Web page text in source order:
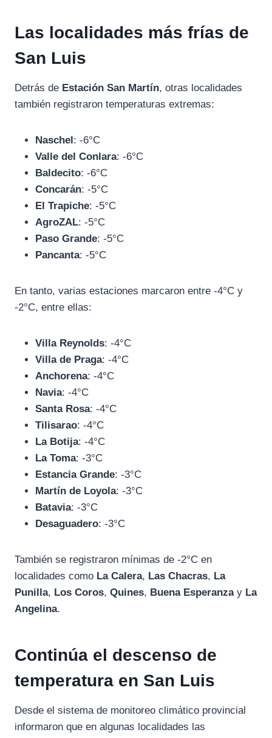
Las localidades más frías de
San Luis
Detrás de Estación San Martín, otras localidades
también registraron temperaturas extremas:
Naschel: -6°C
Valle del Conlara: -6°C
Baldecito: -6°C
Concarán: -5°C
El Trapiche: -5°C
AgroZAL: -5°C
Paso Grande: -5°C
Pancanta: -5°C
En tanto, varias estaciones marcaron entre -4°C y
-2°C, entre ellas:
Villa Reynolds: -4°C
Villa de Praga: -4°C
Anchorena: -4°C
Navia: -4°C
Santa Rosa: -4°C
Tilisarao: -4°C
La Botija: -4°C
La Toma: -3°C
Estancia Grande: -3°C
Martín de Loyola: -3°C
Batavia: -3°C
Desaguadero: -3°C
También se registraron mínimas de -2°C en
localidades como La Calera, Las Chacras, La
Punilla, Los Coros, Quines, Buena Esperanzay La
Angelina.
Continúa el descenso de
temperatura en San Luis
Desde el sistema de monitoreo climático provincial
informaron que en algunas localidades las